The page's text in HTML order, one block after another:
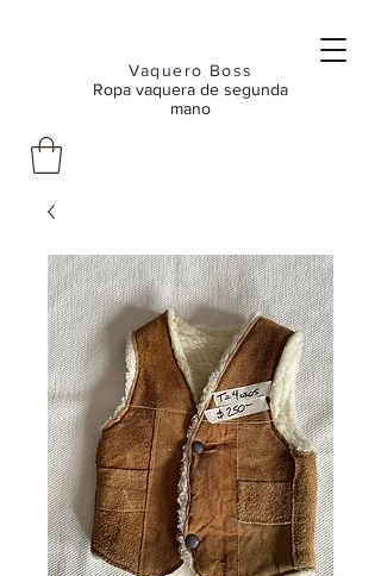
Vaquero Boss
Ropa vaquera de segunda
mano